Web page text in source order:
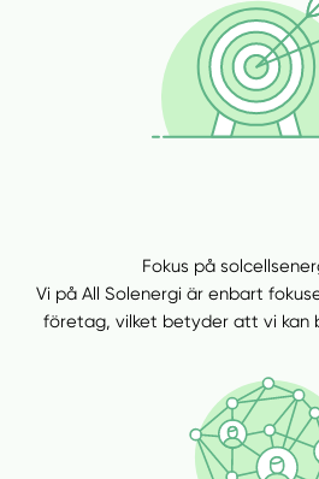
Fokus på
Vi på All Solenergi är enbart
företag, vilket betyder att vi kan